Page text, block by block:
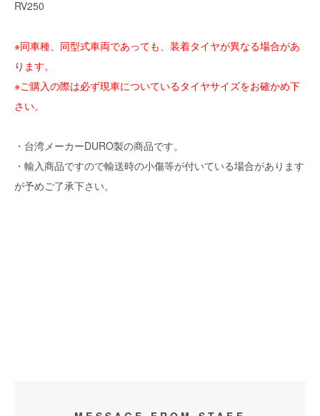
RV250
※同車種、同型式車両であっても、装着タイヤが異なる場合があ
ります。
※ご購入の際は必ず現車についているタイヤサイズをお確かめ下
さい。
・台湾メーカーDURO製の商品です。
・輸入商品ですので輸送時の小傷等が付いている場合があります
が予めご了承下さい。